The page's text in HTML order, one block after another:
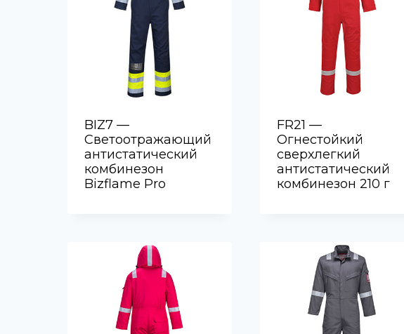
BIZ7 —
Светоотражающий
антистатический
комбинезон
Bizflame Pro
FR21 —
Огнестойкий
сверхлегкий
антистатический
комбинезон 210 г